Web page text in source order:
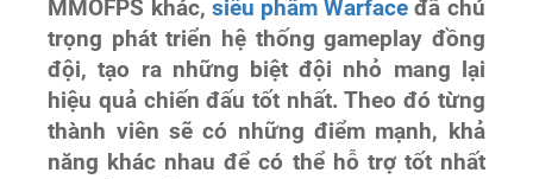
MMOFPS khác, siêu phẩm Warface đã chú
trọng phát triển hệ thống gameplay đồng
đội, tạo ra những biệt đội nhỏ mang lại
hiệu quả chiến đấu tốt nhất. Theo đó từng
thành viên sẽ có những điểm mạnh, khả
năng khác nhau để có thể hỗ trợ tốt nhất